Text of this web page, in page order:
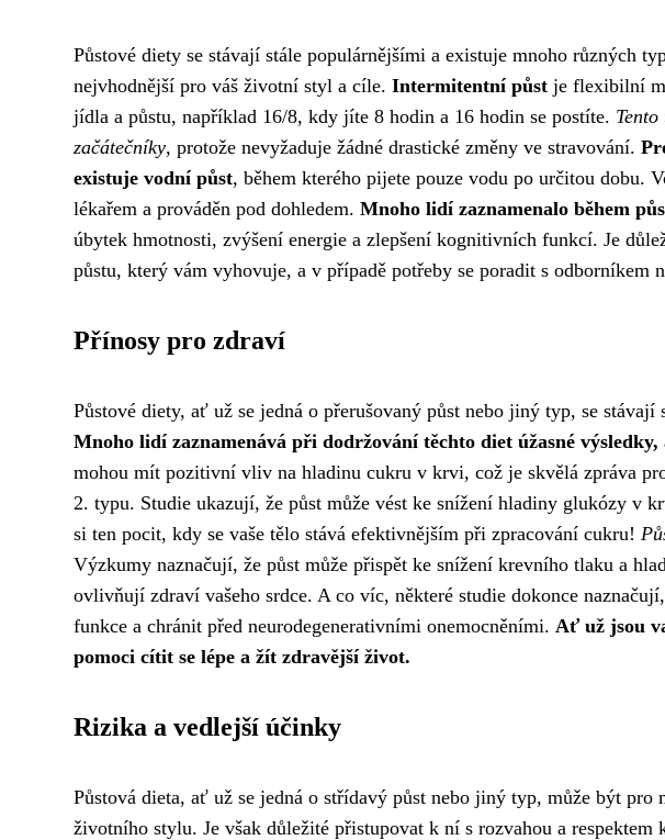
Půstové diety se stávají stále populárnějšími a existuje mnoho různých
nejvhodnější pro váš životní styl a cíle. Intermitentní půst je flexibilní
jídla a půstu, například 16/8, kdy jíte 8 hodin a 16 hodin se postíte.
začátečníky, protože nevyžaduje žádné drastické změny ve stravování.
existuje vodní půst, během kterého pijete pouze vodu po určitou dobu.
lékařem a prováděn pod dohledem. Mnoho lidí zaznamenalo během
úbytek hmotnosti, zvýšení energie a zlepšení kognitivních funkcí. Je
půstu, který vám vyhovuje, a v případě potřeby se poradit s odborníkem
Přínosy pro zdraví
Půstové diety, ať už se jedná o přerušovaný půst nebo jiný typ, se
Mnoho lidí zaznamenává při dodržování těchto diet úžasné
mohou mít pozitivní vliv na hladinu cukru v krvi, což je skvělá zpráva
2. typu. Studie ukazují, že půst může vést ke snížení hladiny glukózy v
si ten pocit, kdy se vaše tělo stává efektivnějším při zpracování cukru!
Výzkumy naznačují, že půst může přispět ke snížení krevního tlaku a
ovlivňují zdraví vašeho srdce. A co víc, některé studie dokonce
funkce a chránit před neurodegenerativními onemocněními. Ať už jsou
pomoci cítit se lépe a žít zdravější život.
Rizika a vedlejší účinky
Půstová dieta, ať už se jedná o střídavý půst nebo jiný typ, může být pro
životního stylu. Je však důležité přistupovat k ní s rozvahou a respektem